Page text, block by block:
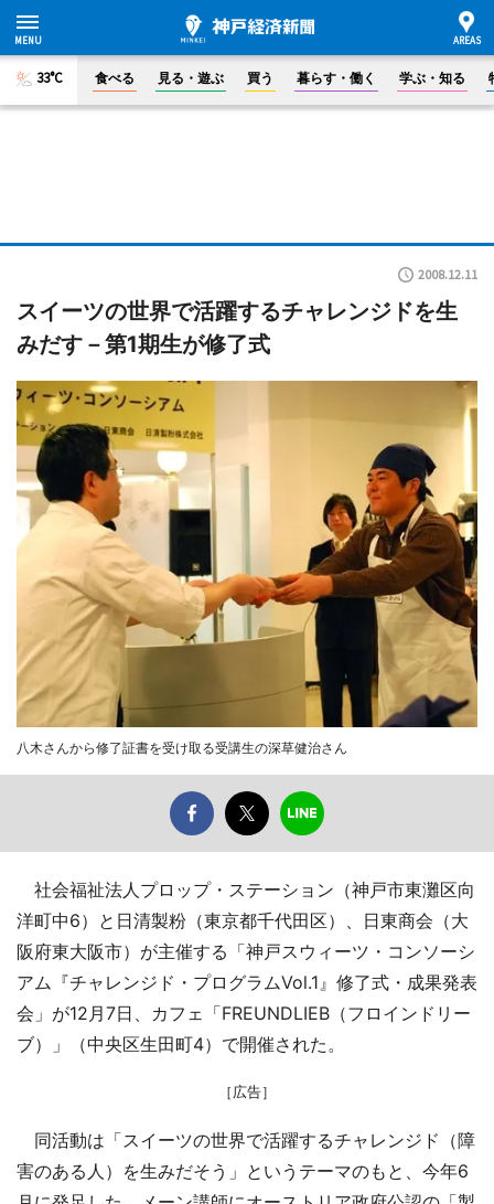
33°C 食べる 見る・遊ぶ 買う 暮らす・働く 学ぶ・知る
2008.12.11
スイーツの世界で活躍するチャレンジドを生
みだす－第1期生が修了式
八木さんから修了証書を受け取る受講生の深草健治さん
社会福祉法人プロップ・ステーション（神戸市東灘区向
洋町中6）と日清製粉（東京都千代田区）、日東商会（大
阪府東大阪市）が主催する「神戸スウィーツ・コンソーシ
アム『チャレンジド・プログラムVol.1』修了式・成果発表
会」が12月7日、カフェ「FREUNDLIEB（フロインドリー
ブ）」（中央区生田町4）で開催された。
［広告］
同活動は「スイーツの世界で活躍するチャレンジド（障
害のある人）を生みだそう」というテーマのもと、今年6